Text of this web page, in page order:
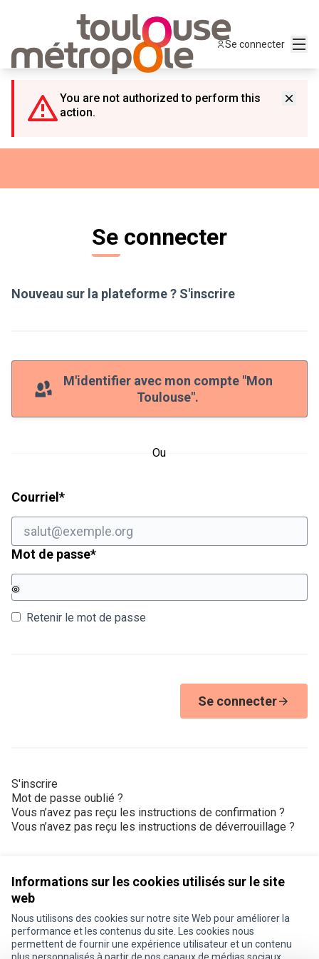
Informations sur les cookies utilisés sur le site
web
Nous utilisons des cookies sur notre site Web pour améliorer la
performance et les contenus du site. Les cookies nous
permettent de fournir une expérience utilisateur et un contenu
Se connecter
You are not authorized to perform this
action.
Se connecter
Nouveau sur la plateforme ? S'inscrire
M'identifier avec mon compte "Mon
Toulouse".
Ou
Courriel *Champ obligatoire
Mot de passe*Champ obligatoire
Retenir le mot de passe
Se connecter
S'inscrire
Mot de passe oublié ?
Vous n’avez pas reçu les instructions de confirmation ?
Vous n’avez pas reçu les instructions de déverrouillage ?
Conditions d'utilisation
Paramètres des cookies
Je participe ! sur X
Je participe ! sur Facebook
Je participe ! sur Instagram